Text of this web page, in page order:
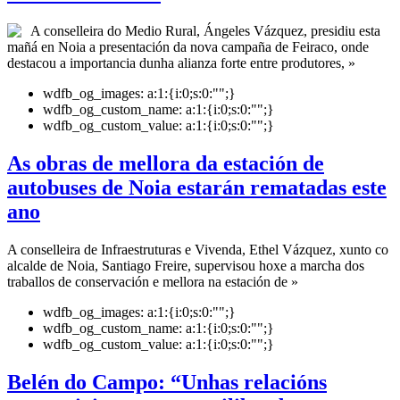
A conselleira do Medio Rural, Ángeles Vázquez, presidiu esta
mañá en Noia a presentación da nova campaña de Feiraco, onde
destacou a importancia dunha alianza forte entre produtores, »
wdfb_og_images: a:1:{i:0;s:0:"";}
wdfb_og_custom_name: a:1:{i:0;s:0:"";}
wdfb_og_custom_value: a:1:{i:0;s:0:"";}
As obras de mellora da estación de
autobuses de Noia estarán rematadas este
ano
A conselleira de Infraestruturas e Vivenda, Ethel Vázquez, xunto co
alcalde de Noia, Santiago Freire, supervisou hoxe a marcha dos
traballos de conservación e mellora na estación de »
wdfb_og_images: a:1:{i:0;s:0:"";}
wdfb_og_custom_name: a:1:{i:0;s:0:"";}
wdfb_og_custom_value: a:1:{i:0;s:0:"";}
Belén do Campo: “Unhas relacións